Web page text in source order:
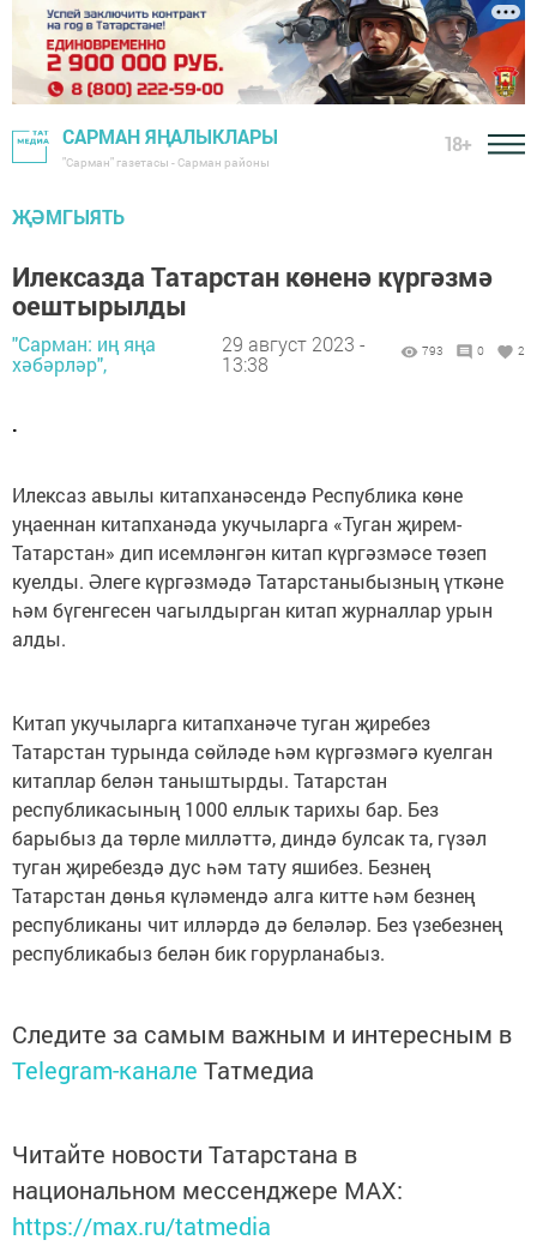
САРМАН ЯҢАЛЫКЛАРЫ
"Сарман" газетасы - Сарман районы
18+
ҖӘМГЫЯТЬ
Илексазда Татарстан көненә күргәзмә
оештырылды
"Сарман: иң яңа
хәбәрләр",
29 август 2023 -
13:38
793 0 2
.
Илексаз авылы китапханәсендә Республика көне
уңаеннан китапханәда укучыларга «Туган җирем-
Татарстан» дип исемләнгән китап күргәзмәсе төзеп
куелды. Әлеге күргәзмәдә Татарстаныбызның үткәне
һәм бүгенгесен чагылдырган китап журналлар урын
алды.
Китап укучыларга китапханәче туган җиребез
Татарстан турында сөйләде һәм күргәзмәгә куелган
китаплар белән таныштырды. Татарстан
республикасының 1000 еллык тарихы бар. Без
барыбыз да төрле милләттә, диндә булсак та, гүзәл
туган җиребездә дус һәм тату яшибез. Безнең
Татарстан дөнья күләмендә алга китте һәм безнең
республиканы чит илләрдә дә беләләр. Без үзебезнең
республикабыз белән бик горурланабыз.
Следите за самым важным и интересным в
Telegram-канале Татмедиа
Читайте новости Татарстана в
национальном мессенджере MАХ:
https://max.ru/tatmedia